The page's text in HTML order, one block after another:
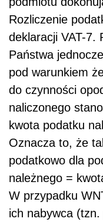
Rozliczenie
deklaracji VAT-7.
Państwa
pod warunkiem
do czynności
naliczonego
kwota podatku
Oznacza to, że
podatkowo dla
należnego =
W przypadku
ich nabywca